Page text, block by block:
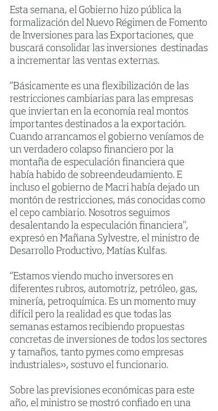
Esta semana, el Gobierno hizo pública la
formalización del Nuevo Régimen de Fomento
de Inversiones para las Exportaciones, que
buscará consolidar las inversiones destinadas
a incrementar las ventas externas.
“Básicamente es una flexibilización de las
restricciones cambiarias para las empresas
que inviertan en la economía real montos
importantes destinados a la exportación.
Cuando arrancamos el gobierno veníamos de
un verdadero colapso financiero por la
montaña de especulación financiera que
había habido de sobreendeudamiento. E
incluso el gobierno de Macri había dejado un
montón de restricciones, más conocidas como
el cepo cambiario. Nosotros seguimos
desalentando la especulación financiera”,
expresó en Mañana Sylvestre, el ministro de
Desarrollo Productivo, Matías Kulfas.
“Estamos viendo mucho inversores en
diferentes rubros, automotriz, petróleo, gas,
minería, petroquímica. Es un momento muy
difícil pero la realidad es que todas las
semanas estamos recibiendo propuestas
concretas de inversiones de todos los sectores
y tamaños, tanto pymes como empresas
industriales», sostuvo el funcionario.
Sobre las previsiones económicas para este
año, el ministro se mostró confiado en una